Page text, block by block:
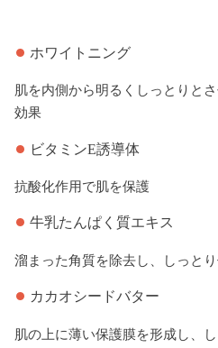
ホワイトニング
肌を内側から明るくしっとりと
効果
ビタミンE誘導体
抗酸化作用で肌を保護
牛乳たんぱく質エキス
溜まった角質を除去し、しっとり
カカオシードバター
肌の上に薄い保護膜を形成し、し